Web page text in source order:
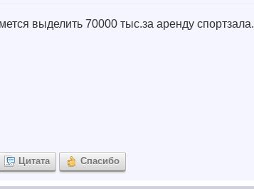
выделить 70000 тыс.за аренду спортзала.
Цитата Спасибо